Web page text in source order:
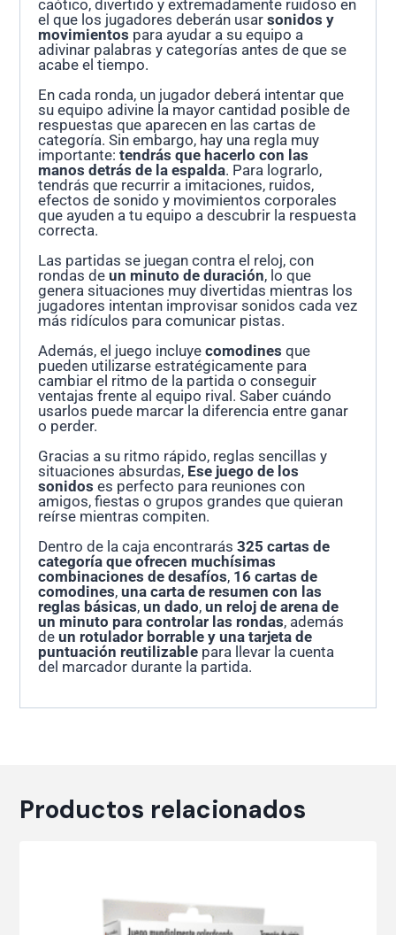
caótico, divertido y extremadamente ruidoso en
el que los jugadores deberán usarsonidos y
movimientos para ayudar a su equipo a
adivinar palabras y categorías antes de que se
acabe el tiempo.
En cada ronda, un jugador deberá intentar que
su equipo adivine la mayor cantidad posible de
respuestas que aparecen en las cartas de
categoría. Sin embargo, hay una regla muy
importante:tendrás que hacerlo con las
manos detrás de la espalda. Para lograrlo,
tendrás que recurrir a imitaciones, ruidos,
efectos de sonido y movimientos corporales
que ayuden a tu equipo a descubrir la respuesta
correcta.
Las partidas se juegan contra el reloj, con
rondas deun minuto de duración, lo que
genera situaciones muy divertidas mientras los
jugadores intentan improvisar sonidos cada vez
más ridículos para comunicar pistas.
Además, el juego incluyecomodines que
pueden utilizarse estratégicamente para
cambiar el ritmo de la partida o conseguir
ventajas frente al equipo rival. Saber cuándo
usarlos puede marcar la diferencia entre ganar
o perder.
Gracias a su ritmo rápido, reglas sencillas y
situaciones absurdas, Ese juego de los
sonidos es perfecto para reuniones con
amigos, fiestas o grupos grandes que quieran
reírse mientras compiten.
Dentro de la caja encontrarás325 cartas de
categoría que ofrecen muchísimas
combinaciones de desafíos, 16 cartas de
comodines,una carta de resumen con las
reglas básicas,un dado,un reloj de arena de
un minuto para controlar las rondas, además
deun rotulador borrable y una tarjeta de
puntuación reutilizable para llevar la cuenta
del marcador durante la partida.
Productos relacionados